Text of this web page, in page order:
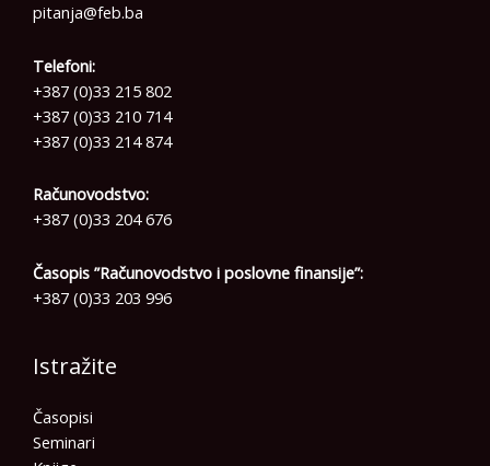
pitanja@feb.ba
Telefoni:
+387 (0)33 215 802
+387 (0)33 210 714
+387 (0)33 214 874
Računovodstvo:
+387 (0)33 204 676
Časopis ”Računovodstvo i poslovne finansije”:
+387 (0)33 203 996
Istražite
Časopisi
Seminari